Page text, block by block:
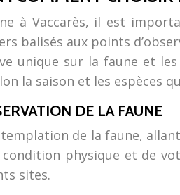
à Vaccarès, il est
balisés aux points
unique sur la faune et
la saison et les espèces
DE LA FAUNE
de la faune,
physique et de
sites.